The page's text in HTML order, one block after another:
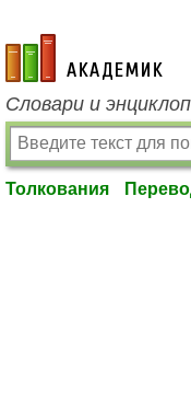
academic.ru
Словари и
Толкования